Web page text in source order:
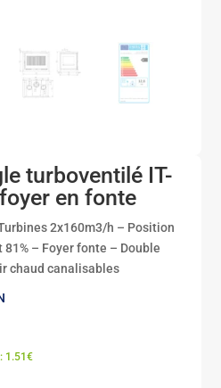
turboventilé IT-
en fonte
2x160m3/h – Position
– Foyer fonte – Double
chaud canalisables
1.51€